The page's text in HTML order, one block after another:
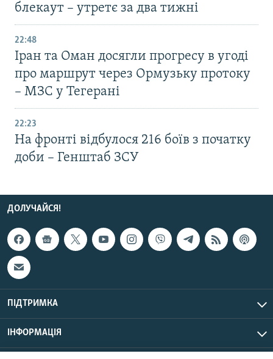
блекаут – утретє за два тижні
22:48
Іран та Оман досягли прогресу в угоді
про маршрут через Ормузьку протоку
– МЗС у Тегерані
22:23
На фронті відбулося 216 боїв з початку
доби – Генштаб ЗСУ
ДОЛУЧАЙСЯ!
ПІДТРИМКА
ІНФОРМАЦІЯ